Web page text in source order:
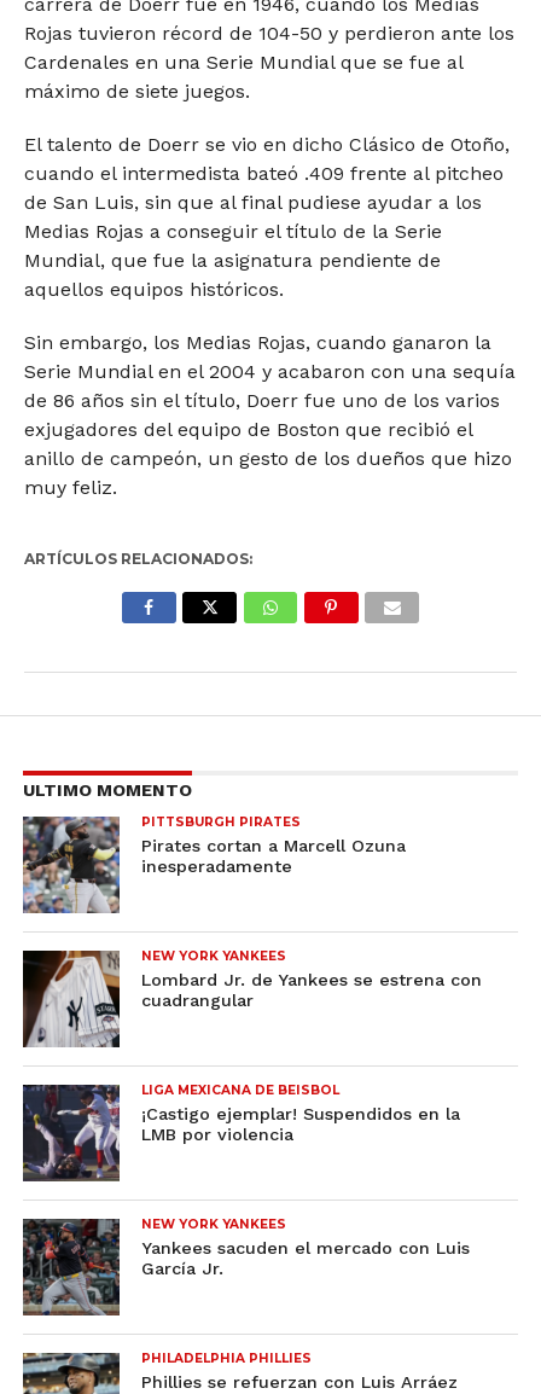
carrera de Doerr fue en 1946, cuando los Medias
Rojas tuvieron récord de 104-50 y perdieron ante los
Cardenales en una Serie Mundial que se fue al
máximo de siete juegos.
El talento de Doerr se vio en dicho Clásico de Otoño,
cuando el intermedista bateó .409 frente al pitcheo
de San Luis, sin que al final pudiese ayudar a los
Medias Rojas a conseguir el título de la Serie
Mundial, que fue la asignatura pendiente de
aquellos equipos históricos.
Sin embargo, los Medias Rojas, cuando ganaron la
Serie Mundial en el 2004 y acabaron con una sequía
de 86 años sin el título, Doerr fue uno de los varios
exjugadores del equipo de Boston que recibió el
anillo de campeón, un gesto de los dueños que hizo
muy feliz.
ARTÍCULOS RELACIONADOS:
ULTIMO MOMENTO
PITTSBURGH PIRATES
Pirates cortan a Marcell Ozuna
inesperadamente
NEW YORK YANKEES
Lombard Jr. de Yankees se estrena con
cuadrangular
LIGA MEXICANA DE BEISBOL
¡Castigo ejemplar! Suspendidos en la
LMB por violencia
NEW YORK YANKEES
Yankees sacuden el mercado con Luis
García Jr.
PHILADELPHIA PHILLIES
Phillies se refuerzan con Luis Arráez